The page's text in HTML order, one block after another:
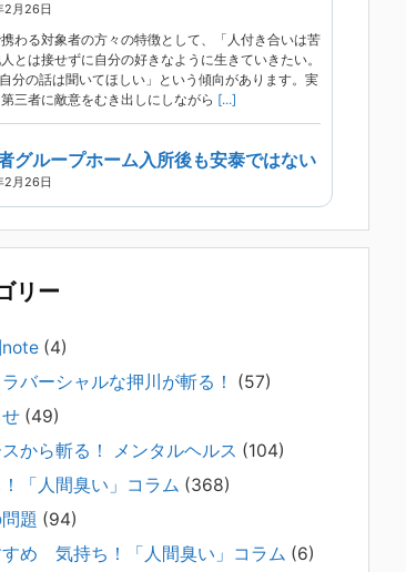
月26日
わる対象者の方々の特徴として、「人付き合いは苦
とは接せずに自分の好きなように生きていきたい。
分の話は聞いてほしい」という傾向があります。実
三者に敵意をむき出しにしながら [...]
グループホーム入所後も安泰ではない
月26日
神科病院は早期退院が主流です。家族での受け入れ
らしは難しく、かといって本人が施設入所を拒んで
まり行き先が見つかっていない）ような場合でも、
科から「退院できます」と言われた家族
院後の安全設計
月21日
2,980円 → 今だけ 1,480円（50％OFF）こちらのn
で行なってきた実務対応を、家族向けに整理してい
精神疾患の子どもと健全なコミュニ
ョンがとれない（母娘編）。
リー
(4)
バーシャルな押川が斬る！
(57)
(49)
から斬る！ メンタルヘルス (104)
「人間臭い」コラム (368)
題 (94)
すめ 気持ち！「人間臭い」コラム (6)